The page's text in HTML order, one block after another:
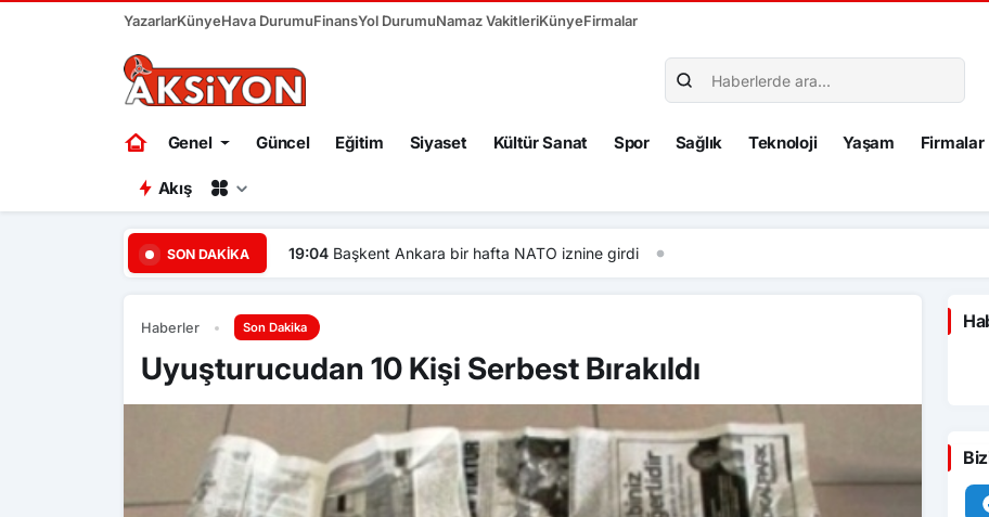
YazarlarKünyeHava DurumuFinansYol DurumuNamaz VakitleriKünyeFirmalar
Genel Güncel Eğitim Siyaset Kültür Sanat Spor Sağlık Teknoloji Yaşam Firmalar
Akış
SON DAKIKA 19:04 Başkent Ankara bir hafta NATO iznine girdi
Haberler Son Dakika
Uyuşturucudan 10 Kişi Serbest Bırakıldı